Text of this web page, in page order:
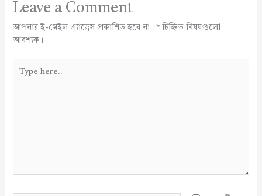
Leave a Comment
আপনার ই-মেইল এ্যাড্রেস প্রকাশিত হবে না। *চিহ্নিত বিষয়গুলো
আবশ্যক।
here..